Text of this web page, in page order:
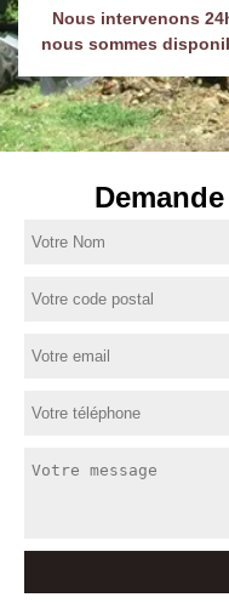
Nous intervenons
nous sommes